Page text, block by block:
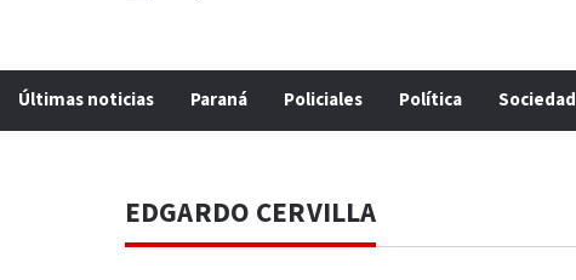
Últimas noticias Paraná Policiales Política Sociedad
EDGARDO CERVILLA